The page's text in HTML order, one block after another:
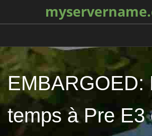
EMBARGOED:
temps à Pre E3